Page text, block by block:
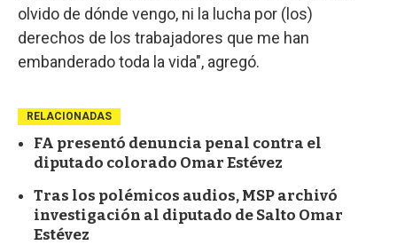
olvido de dónde vengo, ni la lucha por (los)
derechos de los trabajadores que me han
embanderado toda la vida", agregó.
RELACIONADAS
FA presentó denuncia penal contra el
diputado colorado Omar Estévez
Tras los polémicos audios, MSP archivó
investigación al diputado de Salto Omar
Estévez